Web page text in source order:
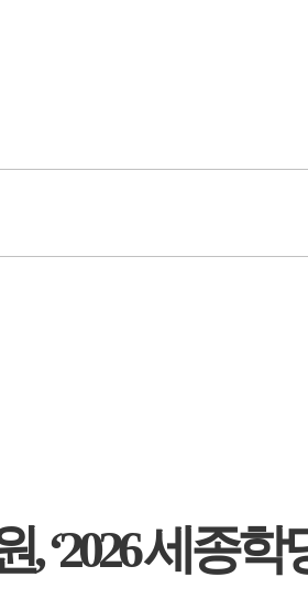
‘2026 세종